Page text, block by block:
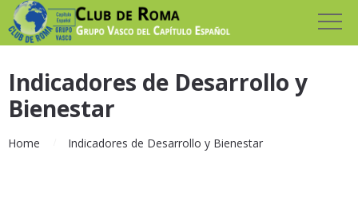
Indicadores de Desarrollo y
Bienestar
Home Indicadores de Desarrollo y Bienestar